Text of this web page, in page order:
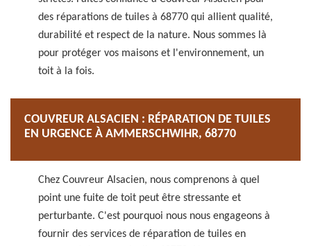
des réparations de tuiles à 68770 qui allient qualité,
durabilité et respect de la nature. Nous sommes là
pour protéger vos maisons et l'environnement, un
toit à la fois.
COUVREUR ALSACIEN : RÉPARATION DE TUILES
EN URGENCE À AMMERSCHWIHR, 68770
Chez Couvreur Alsacien, nous comprenons à quel
point une fuite de toit peut être stressante et
perturbante. C'est pourquoi nous nous engageons à
fournir des services de réparation de tuiles en